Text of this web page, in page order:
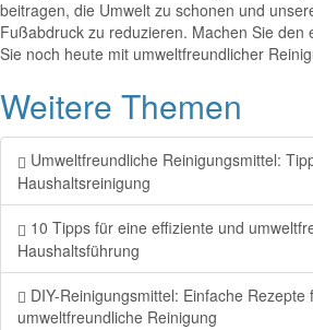
beitragen, die Umwelt zu schonen und
Fußabdruck zu reduzieren. Machen Sie den
Sie noch heute mit umweltfreundlicher
Weitere Themen
Umweltfreundliche Reinigungsmittel:
Haushaltsreinigung
10 Tipps für eine effiziente und
Haushaltsführung
DIY-Reinigungsmittel: Einfache Rezepte
umweltfreundliche Reinigung